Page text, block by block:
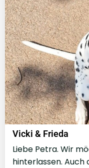
Vicki & Frieda
Liebe Petra. Wir
hinterlassen. Auch